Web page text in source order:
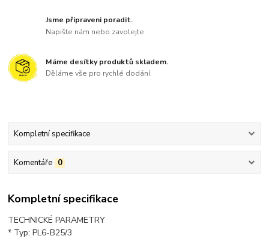
Jsme připraveni poradit.
Napište nám nebo zavolejte.
Máme desítky produktů skladem.
Děláme vše pro rychlé dodání.
Kompletní specifikace
Komentáře 0
Kompletní specifikace
TECHNICKÉ PARAMETRY
* Typ: PL6-B25/3